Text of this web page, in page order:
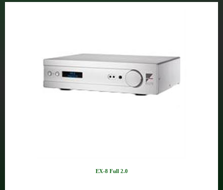
EX-8 Full 2.0